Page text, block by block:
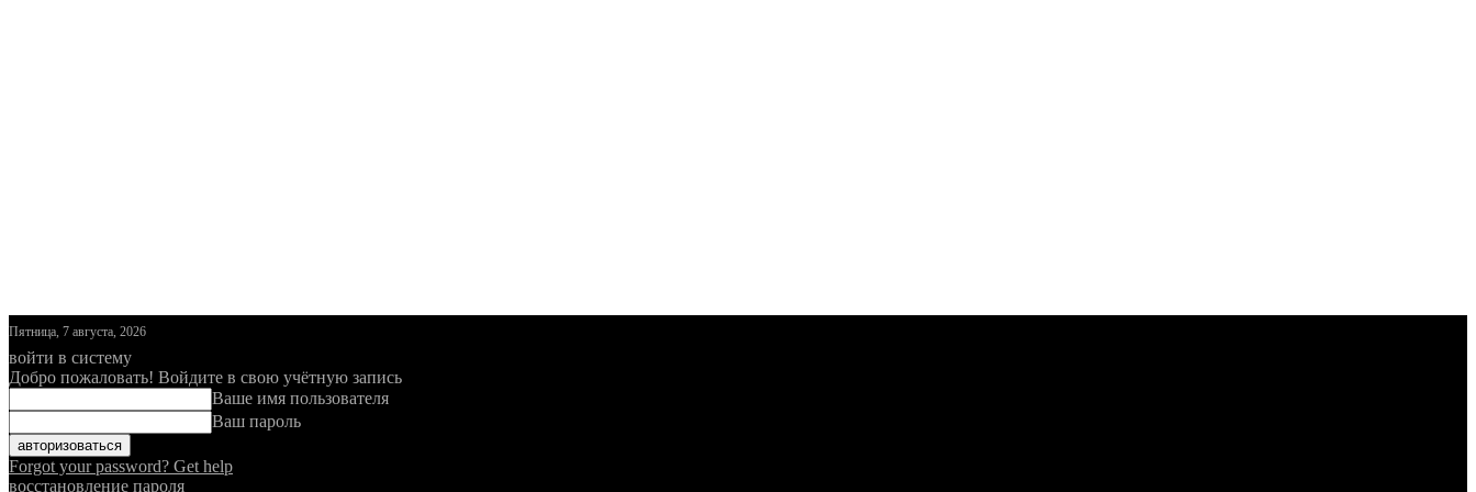
Пятница, 7 августа, 2026
войти в систему
Добро пожаловать! Войдите в свою учётную запись
Ваше имя пользователя
Ваш пароль
Forgot your password? Get help
восстановление пароля